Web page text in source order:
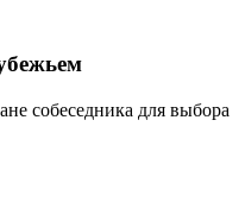
собеседника для выбора